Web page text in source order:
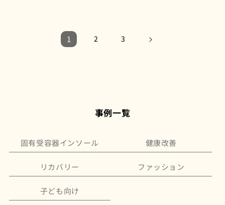
1 2 3
事例一覧
固有受容器インソール 健康改善
リカバリー ファッション
子ども向け